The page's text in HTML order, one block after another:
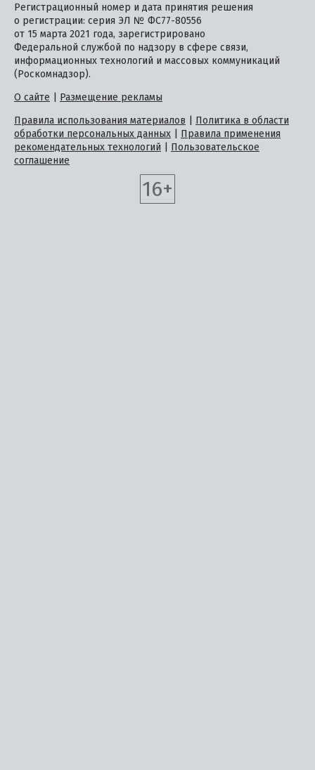
Регистрационный номер и дата принятия решения
о регистрации: серия ЭЛ № ФС77-80556
от 15 марта 2021 года, зарегистрировано
Федеральной службой по надзору в сфере связи,
информационных технологий и массовых коммуникаций
(Роскомнадзор).
О сайте
Размещение рекламы
Правила использования материалов
Политика в области
обработки персональных данных
Правила применения
рекомендательных технологий
Пользовательское
соглашение
16+